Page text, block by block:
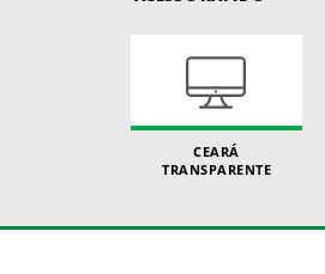
CEARÁ
TRANSPARENTE